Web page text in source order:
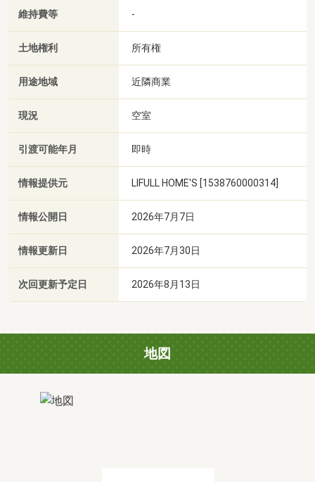
維持費等 -
土地権利 所有権
用途地域 近隣商業
現況 空室
引渡可能年月 即時
情報提供元 LIFULL HOME'S [1538760000314]
情報公開日 2026年7月7日
情報更新日 2026年7月30日
次回更新予定日 2026年8月13日
地図